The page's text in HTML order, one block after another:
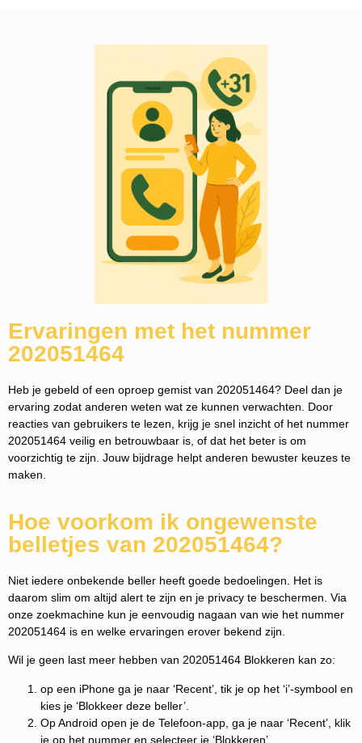
Ervaringen met het nummer
202051464
Heb je gebeld of een oproep gemist van 202051464? Deel dan je
ervaring zodat anderen weten wat ze kunnen verwachten. Door
reacties van gebruikers te lezen, krijg je snel inzicht of het nummer
202051464 veilig en betrouwbaar is, of dat het beter is om
voorzichtig te zijn. Jouw bijdrage helpt anderen bewuster keuzes te
maken.
Hoe voorkom ik ongewenste
belletjes van 202051464?
Niet iedere onbekende beller heeft goede bedoelingen. Het is
daarom slim om altijd alert te zijn en je privacy te beschermen. Via
onze zoekmachine kun je eenvoudig nagaan van wie het nummer
202051464 is en welke ervaringen erover bekend zijn.
Wil je geen last meer hebben van 202051464 Blokkeren kan zo:
op een iPhone ga je naar ‘Recent’, tik je op het ‘i’-symbool en
kies je ‘Blokkeer deze beller’.
Op Android open je de Telefoon-app, ga je naar ‘Recent’, klik
je op het nummer en selecteer je ‘Blokkeren’.